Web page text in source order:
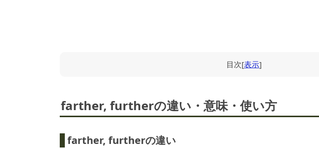
目次[表示]
farther, furtherの違い・意味・使い方
farther, furtherの違い